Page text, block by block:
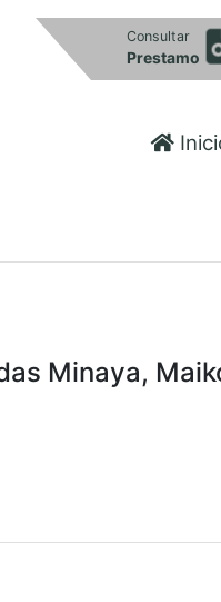
Consultar
Prestamo
Minaya,